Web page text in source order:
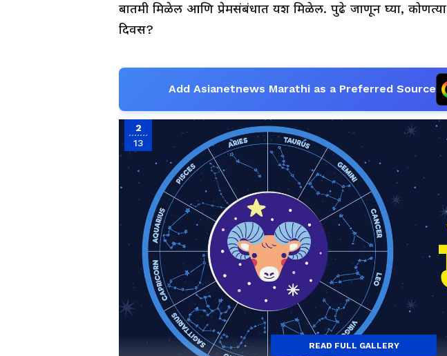
बातमी मिळेल आणि प्रेमसंबंधात यश मिळेल. पुढे जाणून घ्या, कोणत्या
दिवस?
Add Asianetnews Marathi as a Preferred Source
2
13
READ FULL GALLERY